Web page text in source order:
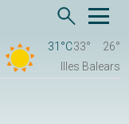
31°C33°
26°
Illes Balears